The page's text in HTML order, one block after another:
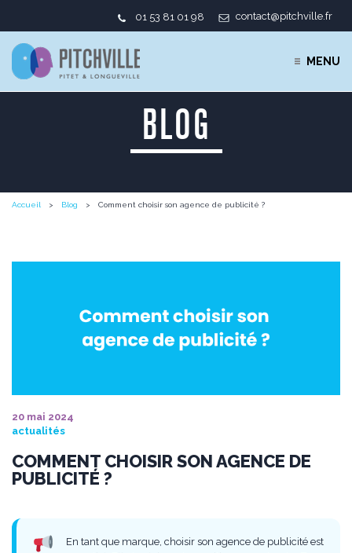
01 53 81 01 98 contact@pitchville.fr
MENU
BLOG
Accueil Blog Comment choisir son agence de publicité ?
20 mai 2024
actualités
COMMENT CHOISIR SON AGENCE DE
PUBLICITÉ ?
En tant que marque, choisir son agence de publicité est